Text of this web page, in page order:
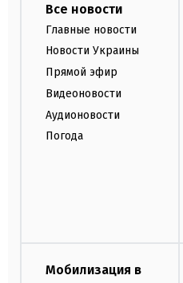
Все новости
Главные новости
Новости Украины
Прямой эфир
Видеоновости
Аудионовости
Погода
Мобилизация в